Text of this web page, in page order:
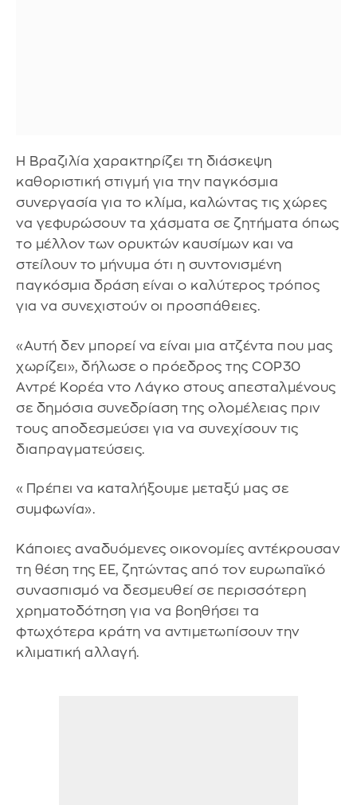
Η Βραζιλία χαρακτηρίζει τη διάσκεψη
καθοριστική στιγμή για την παγκόσμια
συνεργασία για το κλίμα, καλώντας τις χώρες
να γεφυρώσουν τα χάσματα σε ζητήματα όπως
το μέλλον των ορυκτών καυσίμων και να
στείλουν το μήνυμα ότι η συντονισμένη
παγκόσμια δράση είναι ο καλύτερος τρόπος
για να συνεχιστούν οι προσπάθειες.
«Αυτή δεν μπορεί να είναι μια ατζέντα που μας
χωρίζει», δήλωσε ο πρόεδρος της COP30
Αντρέ Κορέα ντο Λάγκο στους απεσταλμένους
σε δημόσια συνεδρίαση της ολομέλειας πριν
τους αποδεσμεύσει για να συνεχίσουν τις
διαπραγματεύσεις.
«Πρέπει να καταλήξουμε μεταξύ μας σε
συμφωνία».
Κάποιες αναδυόμενες οικονομίες αντέκρουσαν
τη θέση της ΕΕ, ζητώντας από τον ευρωπαϊκό
συνασπισμό να δεσμευθεί σε περισσότερη
χρηματοδότηση για να βοηθήσει τα
φτωχότερα κράτη να αντιμετωπίσουν την
κλιματική αλλαγή.